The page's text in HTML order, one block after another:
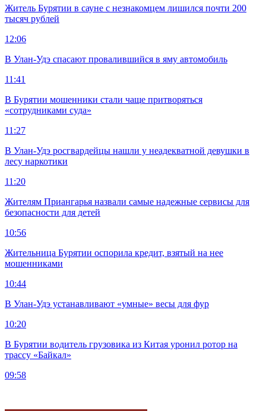
Житель Бурятии в сауне с незнакомцем лишился почти 200
тысяч рублей
12:06
В Улан-Удэ спасают провалившийся в яму автомобиль
11:41
В Бурятии мошенники стали чаще притворяться
«сотрудниками суда»
11:27
В Улан-Удэ росгвардейцы нашли у неадекватной девушки в
лесу наркотики
11:20
Жителям Приангарья назвали самые надежные сервисы для
безопасности для детей
10:56
Жительница Бурятии оспорила кредит, взятый на нее
мошенниками
10:44
В Улан-Удэ устанавливают «умные» весы для фур
10:20
В Бурятии водитель грузовика из Китая уронил ротор на
трассу «Байкал»
09:58